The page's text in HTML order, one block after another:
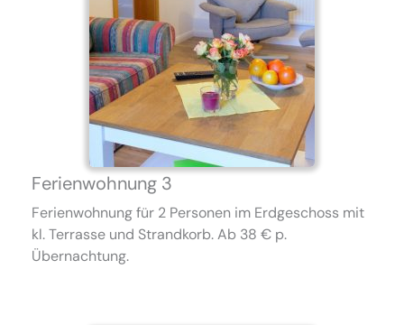
Ferienwohnung 3
Ferienwohnung für 2 Personen im Erdgeschoss mit
kl. Terrasse und Strandkorb. Ab 38 € p.
Übernachtung.